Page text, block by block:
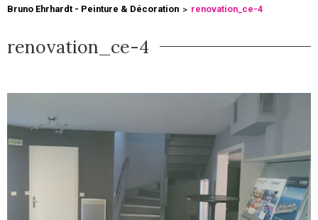
Bruno Ehrhardt - Peinture & Décoration renovation_ce-4
renovation_ce-4